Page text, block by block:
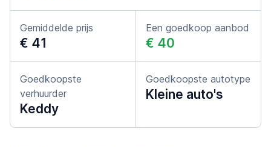
Gemiddelde prijs
€ 41
Een goedkoop aanbod
€ 40
Goedkoopste
verhuurder
Keddy
Goedkoopste autotype
Kleine auto's